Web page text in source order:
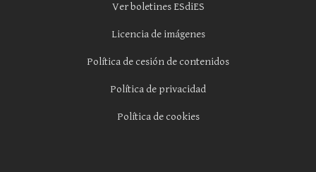
Ver boletines ESdiES
Licencia de imágenes
Política de cesión de contenidos
Política de privacidad
Política de cookies